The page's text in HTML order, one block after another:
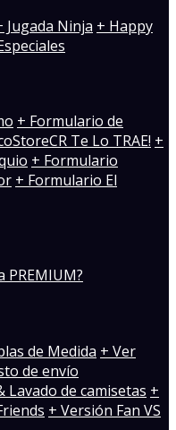
Jugada Ninja + Happy
+ Formulario de
Te Lo TRAE! +
+ Formulario
+ Formulario El
PREMIUM?
de Medida + Ver
de envío
Lavado de camisetas +
+ Versión Fan VS